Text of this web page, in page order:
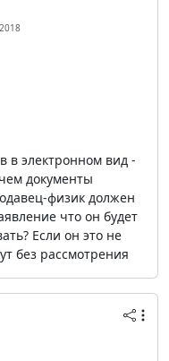
в электронном вид -
документы
физик должен
что он будет
Если он это не
без рассмотрения